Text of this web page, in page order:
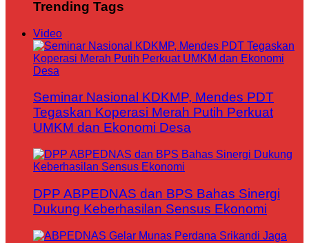
Trending Tags
Video
Seminar Nasional KDKMP, Mendes PDT
Tegaskan Koperasi Merah Putih Perkuat
UMKM dan Ekonomi Desa
DPP ABPEDNAS dan BPS Bahas Sinergi
Dukung Keberhasilan Sensus Ekonomi